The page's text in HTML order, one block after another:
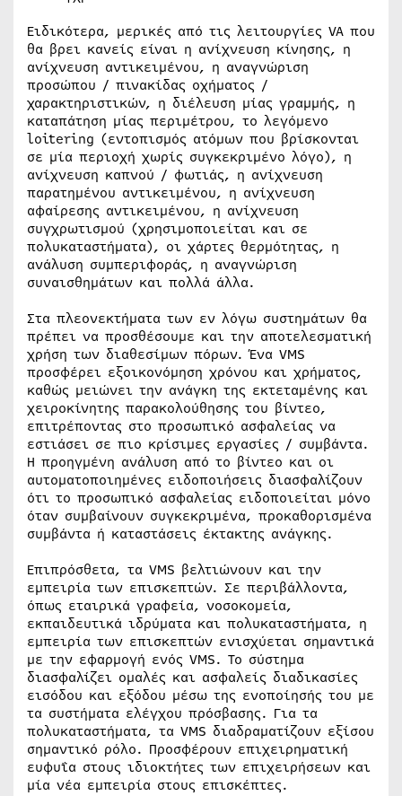
Ειδικότερα, μερικές από τις λειτουργίες VA που
θα βρει κανείς είναι η ανίχνευση κίνησης, η
ανίχνευση αντικειμένου, η αναγνώριση
προσώπου / πινακίδας οχήματος /
χαρακτηριστικών, η διέλευση μίας γραμμής, η
καταπάτηση μίας περιμέτρου, το λεγόμενο
loitering (εντοπισμός ατόμων που βρίσκονται
σε μία περιοχή χωρίς συγκεκριμένο λόγο), η
ανίχνευση καπνού / φωτιάς, η ανίχνευση
παρατημένου αντικειμένου, η ανίχνευση
αφαίρεσης αντικειμένου, η ανίχνευση
συγχρωτισμού (χρησιμοποιείται και σε
πολυκαταστήματα), οι χάρτες θερμότητας, η
ανάλυση συμπεριφοράς, η αναγνώριση
συναισθημάτων και πολλά άλλα.
Στα πλεονεκτήματα των εν λόγω συστημάτων θα
πρέπει να προσθέσουμε και την αποτελεσματική
χρήση των διαθεσίμων πόρων. Ένα VMS
προσφέρει εξοικονόμηση χρόνου και χρήματος,
καθώς μειώνει την ανάγκη της εκτεταμένης και
χειροκίνητης παρακολούθησης του βίντεο,
επιτρέποντας στο προσωπικό ασφαλείας να
εστιάσει σε πιο κρίσιμες εργασίες / συμβάντα.
Η προηγμένη ανάλυση από το βίντεο και οι
αυτοματοποιημένες ειδοποιήσεις διασφαλίζουν
ότι το προσωπικό ασφαλείας ειδοποιείται μόνο
όταν συμβαίνουν συγκεκριμένα, προκαθορισμένα
συμβάντα ή καταστάσεις έκτακτης ανάγκης.
Επιπρόσθετα, τα VMS βελτιώνουν και την
εμπειρία των επισκεπτών. Σε περιβάλλοντα,
όπως εταιρικά γραφεία, νοσοκομεία,
εκπαιδευτικά ιδρύματα και πολυκαταστήματα, η
εμπειρία των επισκεπτών ενισχύεται σημαντικά
με την εφαρμογή ενός VMS. Το σύστημα
διασφαλίζει ομαλές και ασφαλείς διαδικασίες
εισόδου και εξόδου μέσω της ενοποίησής του με
τα συστήματα ελέγχου πρόσβασης. Για τα
πολυκαταστήματα, τα VMS διαδραματίζουν εξίσου
σημαντικό ρόλο. Προσφέρουν επιχειρηματική
ευφυΐα στους ιδιοκτήτες των επιχειρήσεων και
μία νέα εμπειρία στους επισκέπτες.